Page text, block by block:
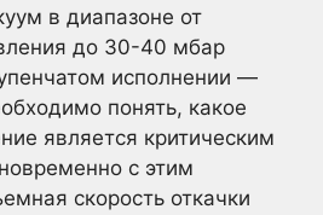
в диапазоне от
до 30-40 мбар
исполнении —
понять, какое
является критическим
с этим
скорость откачки